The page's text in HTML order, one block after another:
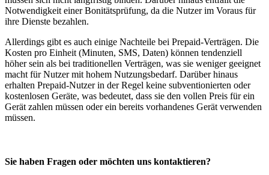
Notwendigkeit einer Bonitätsprüfung, da die Nutzer im Voraus für
ihre Dienste bezahlen.
Allerdings gibt es auch einige Nachteile bei Prepaid-Verträgen. Die
Kosten pro Einheit (Minuten, SMS, Daten) können tendenziell
höher sein als bei traditionellen Verträgen, was sie weniger geeignet
macht für Nutzer mit hohem Nutzungsbedarf. Darüber hinaus
erhalten Prepaid-Nutzer in der Regel keine subventionierten oder
kostenlosen Geräte, was bedeutet, dass sie den vollen Preis für ein
Gerät zahlen müssen oder ein bereits vorhandenes Gerät verwenden
müssen.
Sie haben Fragen oder möchten uns kontaktieren?